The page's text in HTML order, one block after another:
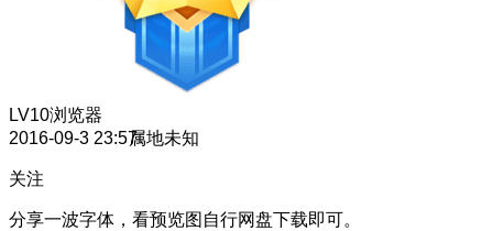
LV10浏览器
2016-09-3 23:57属地未知
关注
分享一波字体，看预览图自行网盘下载即可。